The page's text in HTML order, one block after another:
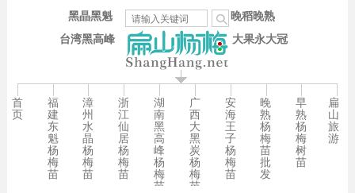
台湾黑高峰
晚稻晚熟
大果永大冠
黑晶黑魁
首
页
福
建
东
魁
杨
梅
苗
漳
州
水
晶
杨
梅
苗
浙
江
仙
居
杨
梅
苗
湖
南
黑
高
峰
杨
梅
苗
广
西
大
黑
炭
杨
梅
苗
安
海
王
子
杨
梅
苗
晚
熟
杨
梅
苗
批
发
早
熟
杨
梅
树
苗
扁
山
旅
游